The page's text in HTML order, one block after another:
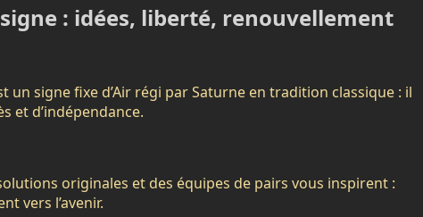
: idées, liberté, renouvellement
un signe fixe d’Air régi par Saturne en tradition classique : il
et d’indépendance.
originales et des équipes de pairs vous inspirent :
vers l’avenir.